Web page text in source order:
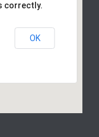
correctly.
OK